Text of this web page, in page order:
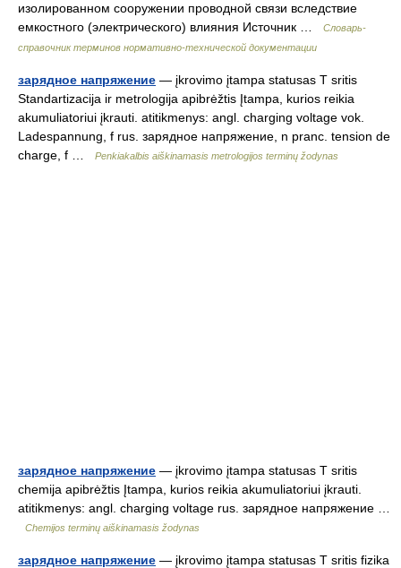
изолированном сооружении проводной связи вследствие
емкостного (электрического) влияния Источник …
Словарь-
справочник терминов нормативно-технической документации
зарядное напряжение — įkrovimo įtampa statusas T sritis
Standartizacija ir metrologija apibrėžtis Įtampa, kurios reikia
akumuliatoriui įkrauti. atitikmenys: angl. charging voltage vok.
Ladespannung, f rus. зарядное напряжение, n pranc. tension de
charge, f …
Penkiakalbis aiškinamasis metrologijos terminų žodynas
зарядное напряжение — įkrovimo įtampa statusas T sritis
chemija apibrėžtis Įtampa, kurios reikia akumuliatoriui įkrauti.
atitikmenys: angl. charging voltage rus. зарядное напряжение …
Chemijos terminų aiškinamasis žodynas
зарядное напряжение — įkrovimo įtampa statusas T sritis fizika